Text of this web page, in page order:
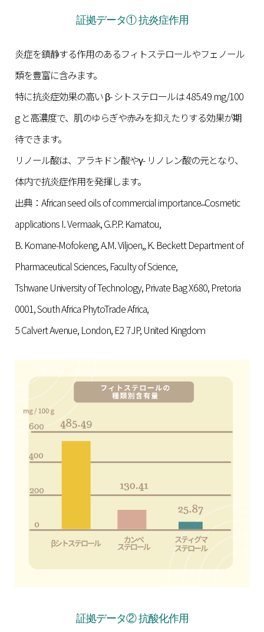
証拠データ① 抗炎症作用
炎症を鎮静する作用のあるフィトステロールやフェノール
類を豊富に含みます。
特に抗炎症効果の高い β- シトステロールは 485.49 mg/100
g と高濃度で、肌のゆらぎや赤みを抑えたりする効果が期
待できます。
リノール酸は、アラキドン酸やγ- リノレン酸の元となり、
体内で抗炎症作用を発揮します。
出典：African seed oils of commercial importance ̶ Cosmetic
applications I. Vermaak, G.P.P. Kamatou,
B. Komane-Mofokeng, A.M. Viljoen,, K. Beckett Department of
Pharmaceutical Sciences, Faculty of Science,
Tshwane University of Technology, Private Bag X680, Pretoria
0001, South Africa PhytoTrade Africa,
5 Calvert Avenue, London, E2 7JP, United Kingdoｍ
証拠データ② 抗酸化作用